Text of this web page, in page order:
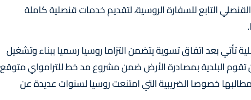
التابع للسفارة الروسية، لتقديم خدمات قنصلية كاملة
تأتي بعد اتفاق تسوية يتضمن التزاما روسيا رسميا ببناء وتشغيل
البلدية بمصادرة الأرض ضمن مشروع مد خط للترامواي متوقع
خصوصا الضريبية التي امتنعت روسيا لسنوات عديدة عن